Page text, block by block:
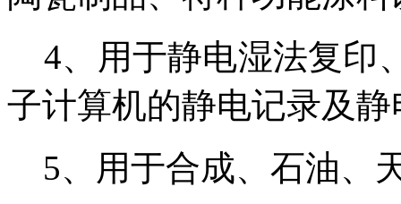
4、用于静电湿法复印
子计算机的静电记录及
5、用于合成、石油、